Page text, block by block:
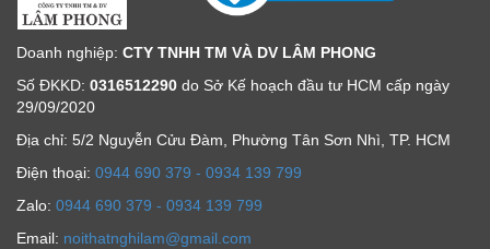
Doanh nghiệp: CTY TNHH TM VÀ DV LÂM PHONG
Số ĐKKD: 0316512290 do Sở Kế hoạch đầu tư HCM cấp ngày
29/09/2020
Địa chỉ: 5/2 Nguyễn Cửu Đàm, Phường Tân Sơn Nhì, TP. HCM
Ðiện thoại: 0944 690 379 - 0934 139 799
Zalo: 0944 690 379 - 0934 139 799
Email: noithatnghilam@gmail.com